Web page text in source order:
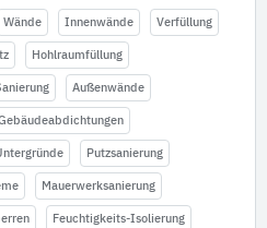
Wände Innenwände Verfüllung
Hohlraumfüllung
Außenwände
Putzsanierung
Mauerwerksanierung
Feuchtigkeits-Isolierung